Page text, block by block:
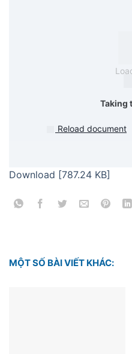
Taking
Reload document
Download [787.24 KB]
MỘT SỐ BÀI VIẾT KHÁC: